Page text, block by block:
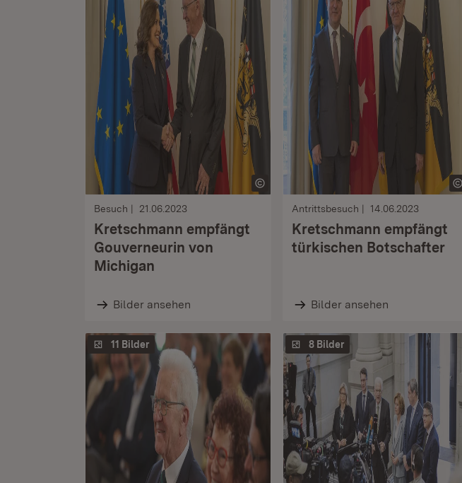
Besuch 21.06.2023
Kretschmann empfängt
Gouverneurin von
Michigan
Bilder ansehen
Antrittsbesuch 14.06.2023
Kretschmann empfängt
türkischen Botschafter
Bilder ansehen
11 Bilder 8 Bilder